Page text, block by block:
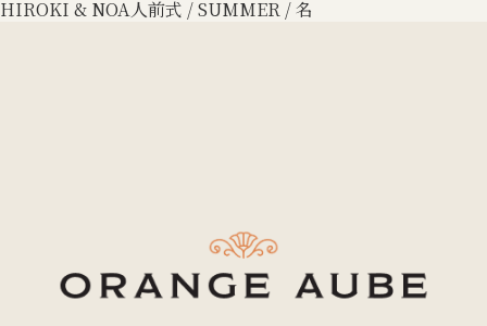
HIROKI & NOA人前式 / SUMMER / 名